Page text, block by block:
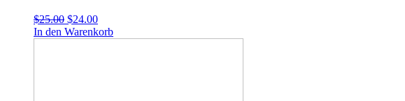
$25.00 $24.00
In den Warenkorb